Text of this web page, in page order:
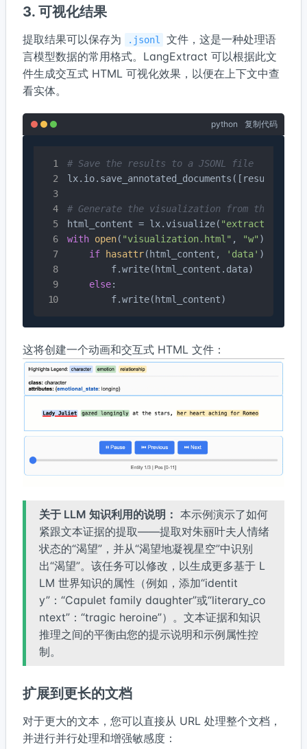
3. 可视化结果
提取结果可以保存为 .jsonl
文件，这是一种处理语
言模型数据的常用格式。LangExtract 可以根据此文
件生成交互式 HTML 可视化效果，以便在上下文中查
看实体。
python 复制代码
# Save the results to a JSONL file
lx.io.save_annotated_documents([result],
# Generate the visualization from the file
html_content = lx.visualize(
with open( "visualization.html" , "w" )
if
hasattr(html_content, 'data' ):
        f.write(html_content.data)
else:
        f.write(html_content)
这将创建一个动画和交互式 HTML 文件：
关于 LLM 知识利用的说明： 本示例演示了如何
紧跟文本证据的提取——提取对朱丽叶夫人情绪
状态的“渴望”，并从“渴望地凝视星空”中识别
出“渴望”。该任务可以修改，以生成更多基于 L
LM 世界知识的属性（例如，添加“identit
y”：“Capulet family daughter”或“literary_co
ntext”：“tragic heroine”）。文本证据和知识
推理之间的平衡由您的提示说明和示例属性控
制。
扩展到更长的文档
对于更大的文本，您可以直接从 URL 处理整个文档，
并进行并行处理和增强敏感度：